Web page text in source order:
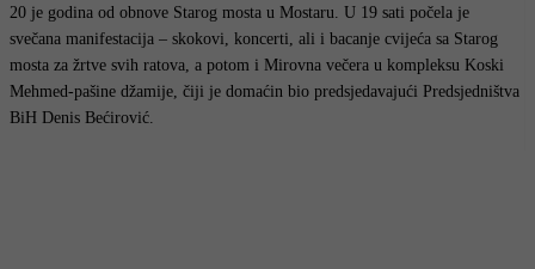
20 je godina od obnove Starog mosta u Mostaru. U 19 sati počela je
svečana manifestacija – skokovi, koncerti, ali i bacanje cvijeća sa Starog
mosta za žrtve svih ratova, a potom i Mirovna večera u kompleksu Koski
Mehmed-pašine džamije, čiji je domaćin bio predsjedavajući Predsjedništva
BiH Denis Bećirović.